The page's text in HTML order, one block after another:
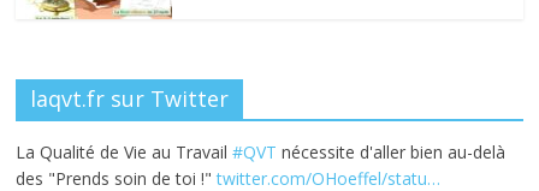
laqvt.fr sur Twitter
La Qualité de Vie au Travail#QVT nécessite d'aller bien au-delà
des "Prends soin de toi !"twitter.com/OHoeffel/statu…